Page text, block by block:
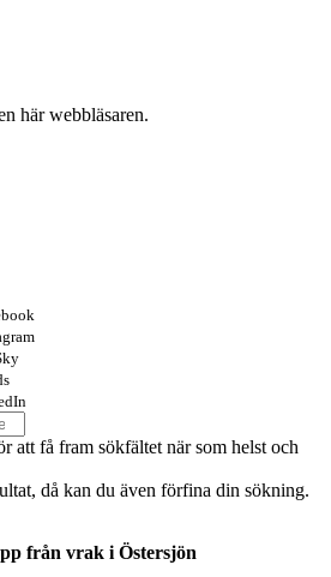
här webbläsaren.
att få fram sökfältet när som helst och
då kan du även förfina din sökning.
från vrak i Östersjön